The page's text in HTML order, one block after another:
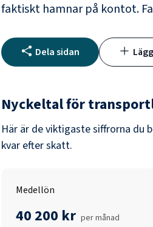
faktiskt hamnar på kontot.
Dela sidan
Nyckeltal för
Här är de viktigaste siffrorna du
kvar efter skatt.
Medellön
40 200 kr per månad